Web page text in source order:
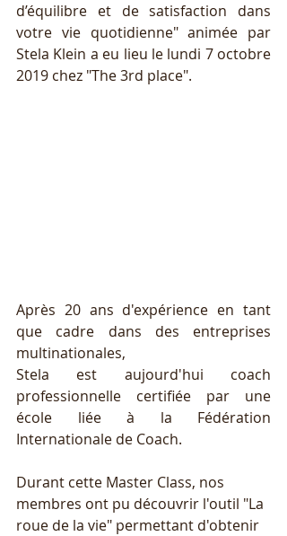
d’équilibre et de satisfaction dans
votre vie quotidienne" animée par
Stela Klein a eu lieu le lundi 7 octobre
2019 chez "The 3rd place".
Après 20 ans d'expérience en tant
que cadre dans des entreprises
multinationales,
Stela est aujourd'hui coach
professionnelle certifiée par une
école liée à la Fédération
Internationale de Coach.
Durant cette Master Class, nos
membres ont pu découvrir l'outil "La
roue de la vie" permettant d'obtenir